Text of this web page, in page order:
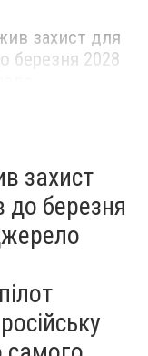
захист для
березня 2028
захист
до березня